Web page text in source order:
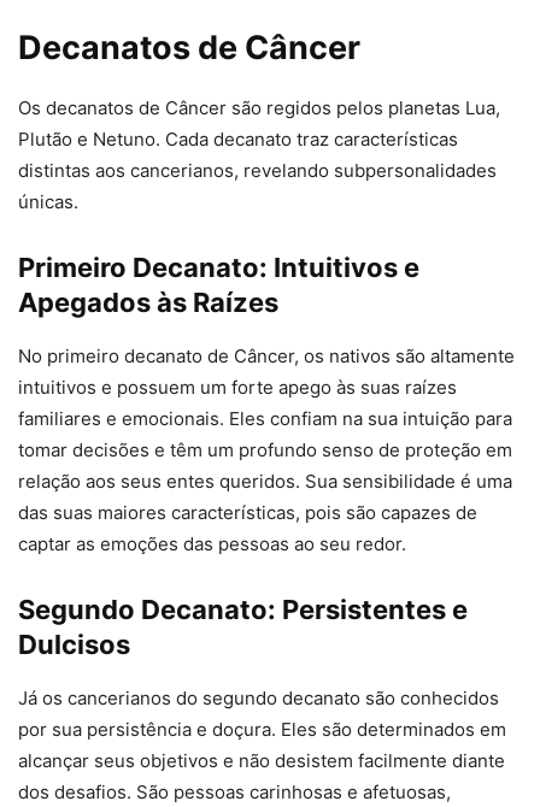
Decanatos de Câncer
Os decanatos de Câncer são regidos pelos planetas Lua,
Plutão e Netuno. Cada decanato traz características
distintas aos cancerianos, revelando subpersonalidades
únicas.
Primeiro Decanato: Intuitivos e
Apegados às Raízes
No primeiro decanato de Câncer, os nativos são altamente
intuitivos e possuem um forte apego às suas raízes
familiares e emocionais. Eles confiam na sua intuição para
tomar decisões e têm um profundo senso de proteção em
relação aos seus entes queridos. Sua sensibilidade é uma
das suas maiores características, pois são capazes de
captar as emoções das pessoas ao seu redor.
Segundo Decanato: Persistentes e
Dulcisos
Já os cancerianos do segundo decanato são conhecidos
por sua persistência e doçura. Eles são determinados em
alcançar seus objetivos e não desistem facilmente diante
dos desafios. São pessoas carinhosas e afetuosas,